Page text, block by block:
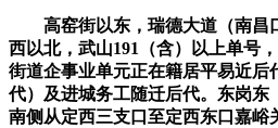
高窑街以东，瑞德大道（南昌
西以北，武山191（含）以上单号
街道企事业单元正在籍居平易近后
代）及进城务工随迁后代。东岗东
南侧从定西三支口至定西东口嘉峪